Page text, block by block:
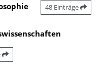
48 Einträge